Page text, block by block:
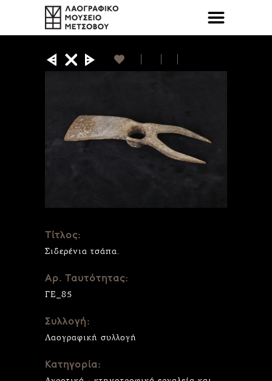
Τίτλος:
Σιδερένια τσάπα.
Αρ. Ταυτότητας:
ΓΕ_85
Συλλογή:
Λαογραφική συλλογή
Κατηγορία: